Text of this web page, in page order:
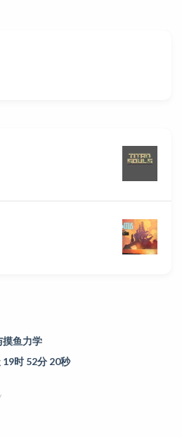
鱼力学
时 52分 20秒